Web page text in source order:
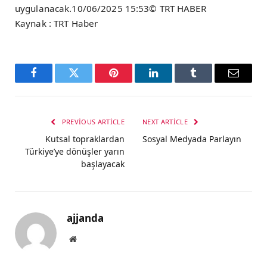
uygulanacak.10/06/2025 15:53© TRT HABER
Kaynak : TRT Haber
FacebookTwitter Pinterest LinkedInTumblr Email
PREVIOUS ARTICLE
Kutsal topraklardan
Türkiye’ye dönüşler yarın
başlayacak
NEXT ARTICLE
Sosyal Medyada Parlayın
ajjanda
Website